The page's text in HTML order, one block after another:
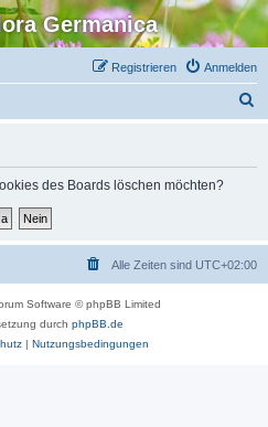
Germanica
Anmelden
Registrieren
des Boards löschen möchten?
Alle Zeiten sind UTC+02:00
Software © phpBB Limited
durch phpBB.de
| Nutzungsbedingungen